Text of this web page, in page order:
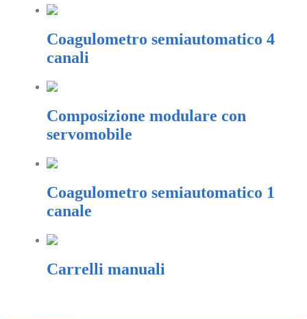
Coagulometro semiautomatico 4
canali
Composizione modulare con
servomobile
Coagulometro semiautomatico 1
canale
Carrelli manuali